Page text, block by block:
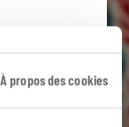
À propos des cookies